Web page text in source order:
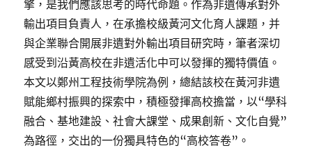
擎，是我們應該思考的時代命題。作為非遺傳承對外
輸出項目負責人，在承擔校級黃河文化育人課題，并
與企業聯合開展非遺對外輸出項目研究時，筆者深切
感受到沿黃高校在非遺活化中可以發揮的獨特價值。
本文以鄭州工程技術學院為例，總結該校在黃河非遺
賦能鄉村振興的探索中，積極發揮高校擔當，以“學科
融合、基地建設、社會大課堂、成果創新、文化自覺”
為路徑，交出的一份獨具特色的“高校答卷”。